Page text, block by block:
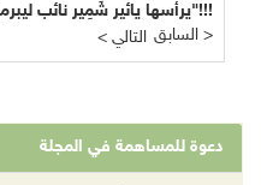
يرأسها يائير شَمِير نائب ليبرمان رئيس "إسرائيل بيتنا"!!!
< التالي
السابق >
دعوة للمساهمة في المجلة